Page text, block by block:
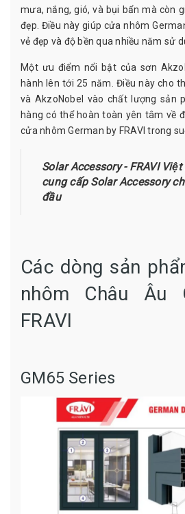
mưa, nắng, gió, và bụi bẩn mà còn
đẹp. Điều này giúp cửa nhôm
vẻ đẹp và độ bền qua nhiều năm sử
Một ưu điểm nổi bật của sơn
hành lên tới 25 năm. Điều này cho
và AkzoNobel vào chất lượng sản
hàng có thể hoàn toàn yên tâm về
cửa nhôm German by FRAVI trong
Solar Accessory - FRAVI
cung cấp Solar Accessory
đầu
Các dòng sản
nhôm Châu Âu
FRAVI
GM65 Series